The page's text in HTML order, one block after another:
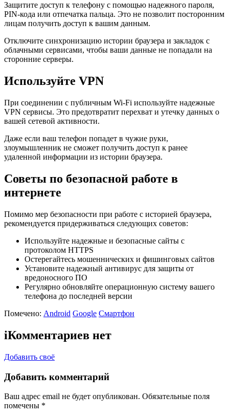
Защитите доступ к телефону с помощью надежного пароля,
PIN-кода или отпечатка пальца. Это не позволит посторонним
лицам получить доступ к вашим данным.
Отключите синхронизацию истории браузера и закладок с
облачными сервисами, чтобы ваши данные не попадали на
сторонние серверы.
Используйте VPN
При соединении с публичным Wi-Fi используйте надежные
VPN сервисы. Это предотвратит перехват и утечку данных о
вашей сетевой активности.
Даже если ваш телефон попадет в чужие руки,
злоумышленник не сможет получить доступ к ранее
удаленной информации из истории браузера.
Советы по безопасной работе в
интернете
Помимо мер безопасности при работе с историей браузера,
рекомендуется придерживаться следующих советов:
Используйте надежные и безопасные сайты с
протоколом HTTPS
Остерегайтесь мошеннических и фишинговых сайтов
Установите надежный антивирус для защиты от
вредоносного ПО
Регулярно обновляйте операционную систему вашего
телефона до последней версии
Помечено: Android Google Смартфон
iКомментариев нет
Добавить своё
Добавить комментарий
Ваш адрес email не будет опубликован. Обязательные поля
помечены *